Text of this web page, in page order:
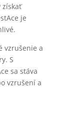
získať
je
vzrušenie a
S
sa stáva
vzrušení a